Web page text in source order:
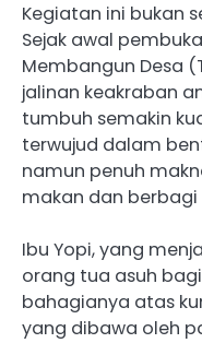
Kegiatan ini bukan
Sejak awal
Membangun Desa
jalinan keakraban
tumbuh semakin
terwujud dalam
namun penuh
makan dan berbagi
Ibu Yopi, yang
orang tua asuh
bahagianya atas
yang dibawa oleh